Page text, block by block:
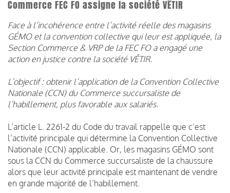
Commerce FEC FO assigne la société VÊTIR
Face à l’incohérence entre l’activité réelle des magasins
GÉMO et la convention collective qui leur est appliquée, la
Section Commerce & VRP de la FEC FO a engagé une
action en justice contre la société VÊTIR.
L’objectif : obtenir l’application de la Convention Collective
Nationale (CCN) du Commerce succursaliste de
l’habillement, plus favorable aux salariés.
L’article L. 2261-2 du Code du travail rappelle que c’est
l’activité principale qui détermine la Convention Collective
Nationale (CCN) applicable. Or, les magasins GÉMO sont
sous la CCN du Commerce succursaliste de la chaussure
alors que leur activité principale est maintenant de vendre
en grande majorité de l’habillement.